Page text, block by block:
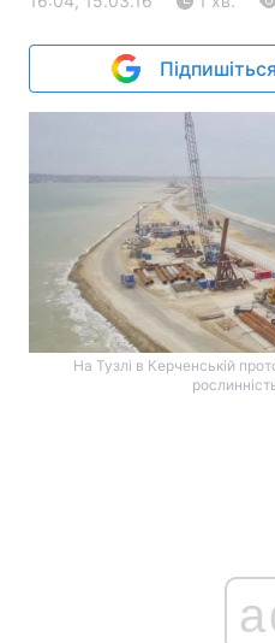
На Тузлі в Керченській